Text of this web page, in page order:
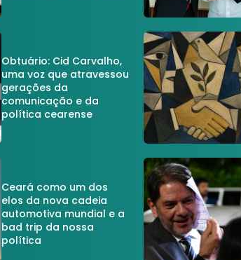
Obtuário: Cid Carvalho,
uma voz que atravessou
gerações da
comunicação e da
política cearense
Ceará como um dos
elos da nova cadeia
automotiva mundial e a
bad trip da nossa
política